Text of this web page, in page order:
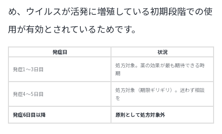
め、ウイルスが活発に増殖している初期段階での使
用が有効とされているためです。
発症日 状況
発症1〜3日目
処方対象。薬の効果が最も期待できる時
期
発症4〜5日目
処方対象（期限ギリギリ）。迷わず相談
を
発症6日目以降 原則として処方対象外